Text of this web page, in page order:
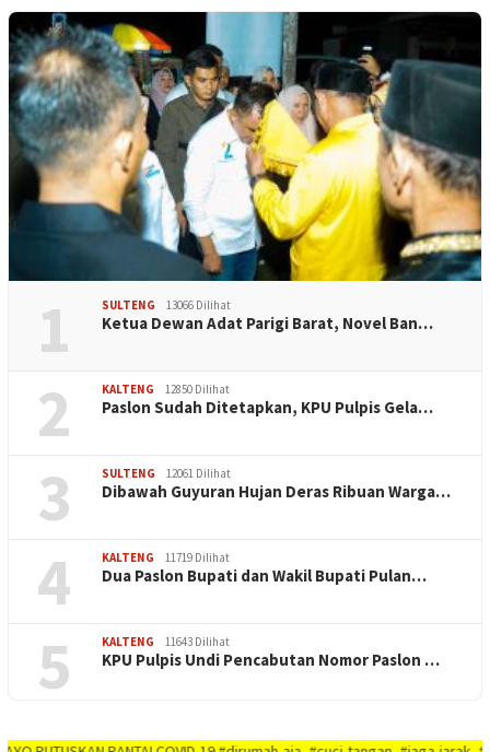
1 SULTENG 13066 Dilihat
Ketua Dewan Adat Parigi Barat, Novel Ban…
2 KALTENG 12850 Dilihat
Paslon Sudah Ditetapkan, KPU Pulpis Gela…
3 SULTENG 12061 Dilihat
Dibawah Guyuran Hujan Deras Ribuan Warga…
4 KALTENG 11719 Dilihat
Dua Paslon Bupati dan Wakil Bupati Pulan…
5 KALTENG 11643 Dilihat
KPU Pulpis Undi Pencabutan Nomor Paslon …